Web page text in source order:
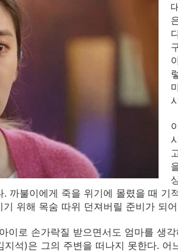
까불이에게 죽을 위기에 몰렸을 때 기
위해 목숨 따위 던져버릴 준비가 되
이로 손가락질 받으면서도 엄마를 생
석)은 그의 주변을 떠나지 못한다.